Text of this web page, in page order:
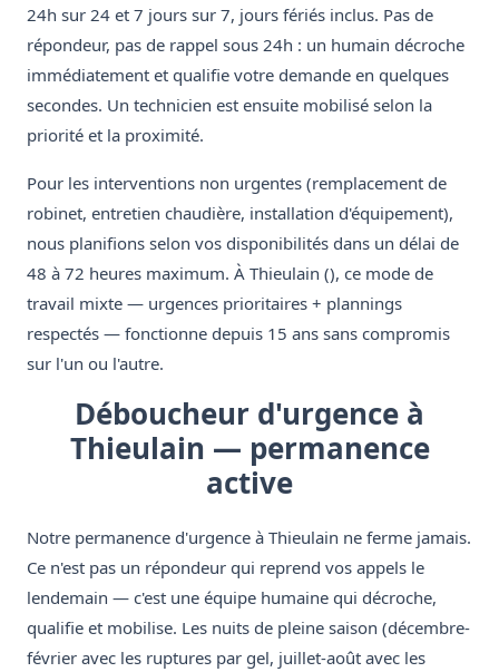
24h sur 24 et 7 jours sur 7, jours fériés inclus. Pas de
répondeur, pas de rappel sous 24h : un humain décroche
immédiatement et qualifie votre demande en quelques
secondes. Un technicien est ensuite mobilisé selon la
priorité et la proximité.
Pour les interventions non urgentes (remplacement de
robinet, entretien chaudière, installation d'équipement),
nous planifions selon vos disponibilités dans un délai de
48 à 72 heures maximum. À Thieulain (), ce mode de
travail mixte — urgences prioritaires + plannings
respectés — fonctionne depuis 15 ans sans compromis
sur l'un ou l'autre.
Déboucheur d'urgence à
Thieulain — permanence
active
Notre permanence d'urgence à Thieulain ne ferme jamais.
Ce n'est pas un répondeur qui reprend vos appels le
lendemain — c'est une équipe humaine qui décroche,
qualifie et mobilise. Les nuits de pleine saison (décembre-
février avec les ruptures par gel, juillet-août avec les